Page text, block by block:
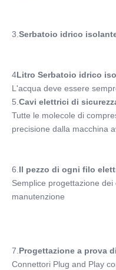
3. Serbatoio idrico
4Litro Serbatoio idrico
L'acqua deve essere
5. Cavi elettrici di
Tutte le molecole di
precisione dalla macchina
6. Il pezzo di ogni filo
Semplice progettazione
manutenzione
7. Progettazione a prova
Connettori Plug and Play